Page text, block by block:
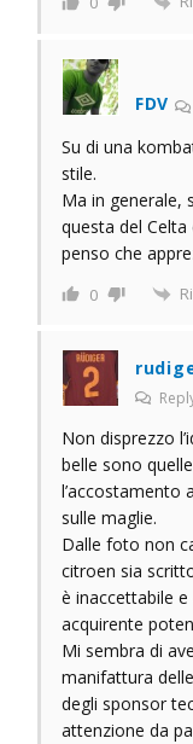
FDV
Su di una
stile.
Ma in generale,
questa del
penso che
0
Non disprezzo
belle sono
l’accostamento
sulle maglie.
Dalle foto non
citroen sia
è inaccettabile
acquirente
Mi sembra di
manifattura
degli sponsor
attenzione da